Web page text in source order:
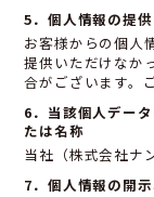
5．個人情報の提
お客様からの個人
提供いただけなか
合がございます。
6．当該個人デー
たは名称
当社（株式会社ナ
7．個人情報の開